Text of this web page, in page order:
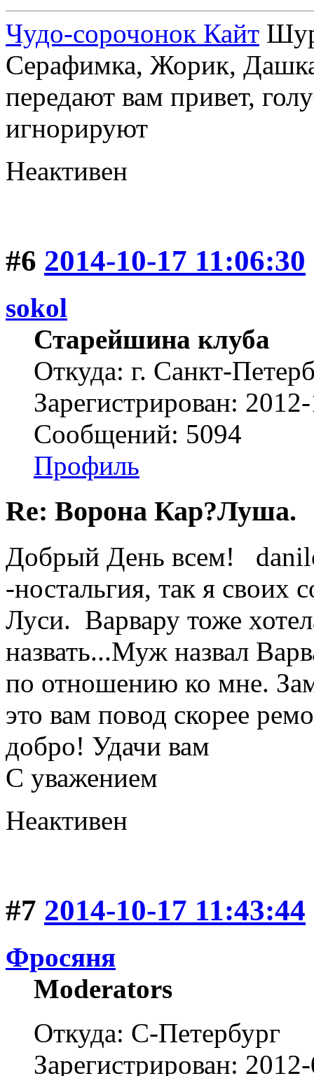
Чудо-сорочонок Кайт
Серафимка, Жорик,
передают вам привет,
игнорируют
Неактивен
#6 2014-10-17 11:06:30
sokol
Старейшина клуба
Откуда: г. Санкт-
Зарегистрирован:
Сообщений: 5094
Профиль
Re: Ворона Кар?Луша.
Добрый День всем!
-ностальгия, так я своих
Луси. Варвару тоже
назвать...Муж назвал
по отношению ко мне.
это вам повод скорее
добро! Удачи вам
С уважением
Неактивен
#7 2014-10-17 11:43:44
Фросяня
Moderators
Откуда: С-Петербург
Зарегистрирован: